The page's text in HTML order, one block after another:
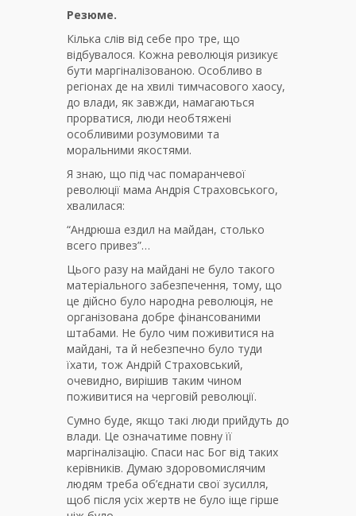
Резюме.
Кілька слів від себе про тре, що
відбувалося. Кожна революція ризикує
бути маргіналізованою. Особливо в
регіонах де на хвилі тимчасового хаосу,
до влади, як завжди, намагаються
прорватися, люди необтяжені
особливими розумовими та
моральними якостями.
Я знаю, що під час помаранчевої
революції мама Андрія Страховського,
хвалилася:
“Андрюша ездил на майдан, столько
всего привез”…
Цього разу на майдані не було такого
матеріального забезпечення, тому, що
це дійсно було народна революція, не
організована добре фінансованими
штабами. Не було чим поживитися на
майдані, та й небезпечно було туди
їхати, тож Андрій Страховський,
очевидно, вирішив таким чином
поживитися на черговій революції.
Сумно буде, якщо такі люди прийдуть до
влади. Це означатиме повну її
маргіналізацію. Спаси нас Бог від таких
керівників. Думаю здоровомислячим
людям треба об’єднати свої зусилля,
щоб після усіх жертв не було іще гірше